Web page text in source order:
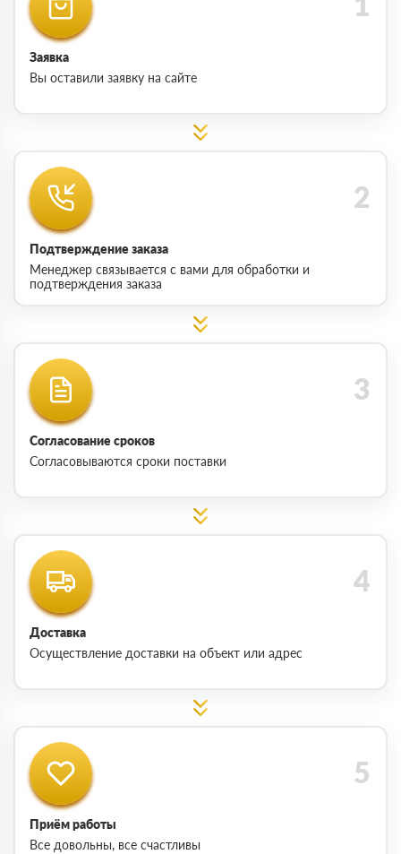
Заявка
Вы оставили заявку на сайте
Подтверждение заказа
Менеджер связывается с вами для обработки и
подтверждения заказа
Согласование сроков
Согласовываются сроки поставки
Доставка
Осуществление доставки на объект или адрес
Приём работы
Все довольны, все счастливы